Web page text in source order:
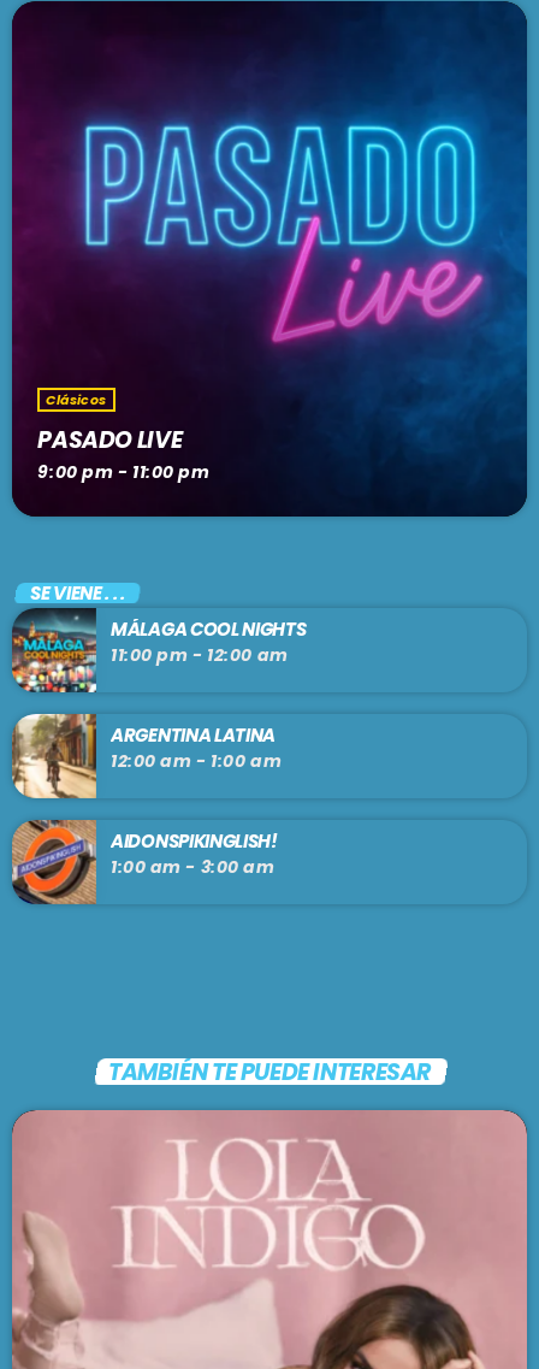
Clásicos
PASADO LIVE
9:00 pm - 11:00 pm
SE VIENE . . .
MÁLAGA COOL NIGHTS
11:00 pm - 12:00 am
ARGENTINA LATINA
12:00 am - 1:00 am
AIDONSPIKINGLISH!
1:00 am - 3:00 am
TAMBIÉN TE PUEDE INTERESAR